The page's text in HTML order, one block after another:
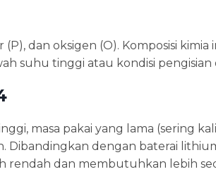
dan oksigen (O). Komposisi
suhu tinggi atau kondisi pengisian
masa pakai yang lama (sering
dengan baterai
rendah dan membutuhkan lebih